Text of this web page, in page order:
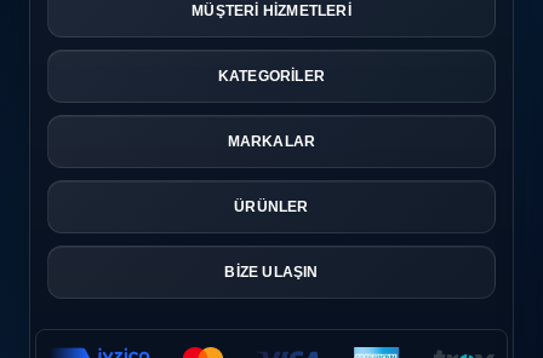
MÜŞTERİ HİZMETLERİ
KATEGORİLER
MARKALAR
ÜRÜNLER
BİZE ULAŞIN